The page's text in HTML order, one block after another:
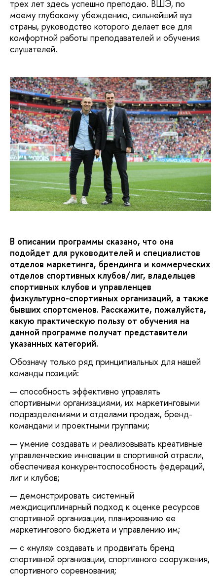
трех лет здесь успешно преподаю. ВШЭ, по
моему глубокому убеждению, сильнейший вуз
страны, руководство которого делает все для
комфортной работы преподавателей и обучения
слушателей.
В описании программы сказано, что она
подойдет для руководителей и специалистов
отделов маркетинга, брендинга и коммерческих
отделов спортивных клубов/лиг, владельцев
спортивных клубов и управленцев
физкультурно-спортивных организаций, а также
бывших спортсменов. Расскажите, пожалуйста,
какую практическую пользу от обучения на
данной программе получат представители
указанных категорий.
Обозначу только ряд принципиальных для нашей
команды позиций:
способность эффективно управлять
спортивными организациями, их маркетинговыми
подразделениями и отделами продаж, бренд-
командами и проектными группами;
умение создавать и реализовывать креативные
управленческие инновации в спортивной отрасли,
обеспечивая конкурентоспособность федераций,
лиг и клубов;
демонстрировать системный
междисциплинарный подход к оценке ресурсов
спортивной организации, планированию ее
маркетингового бюджета и управлению им;
с «нуля» создавать и продвигать бренд
спортивной организации, спортивного сооружения,
спортивного соревнования;